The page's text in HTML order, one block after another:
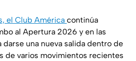
el Club América continúa
al Apertura 2026 y en las
una nueva salida dentro de
de varios movimientos recientes